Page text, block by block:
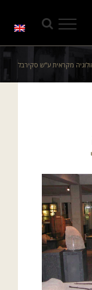
מקראית ע”ש סקירבל